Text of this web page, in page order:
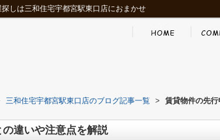
しは三和住宅宇都宮駅東口店におまかせ
三和住宅宇都宮駅東口店のブログ記事一覧 >
賃貸物件の先
違いや注意点を解説